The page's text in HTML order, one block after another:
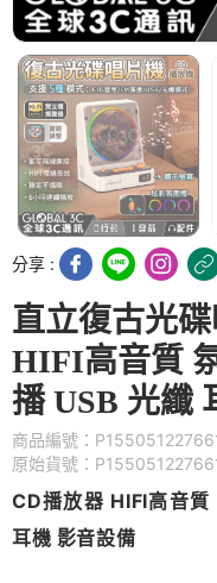
分享 :
直立復古光
HIFI高音質
播 USB 光纖
商品編號：
原始貨號：
CD播放器 HIFI高音
耳機 影音設備